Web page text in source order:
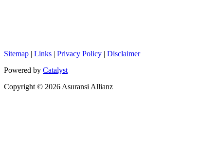
Sitemap | Links | Privacy Policy | Disclaimer
Powered by Catalyst
Copyright © 2026 Asuransi Allianz